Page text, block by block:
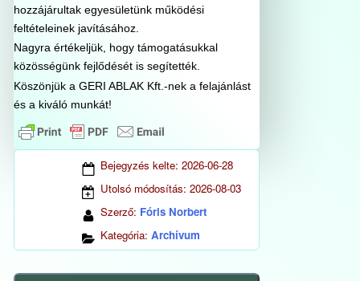
hozzájárultak egyesületünk működési
feltételeinek javításához.
Nagyra értékeljük, hogy támogatásukkal
közösségünk fejlődését is segítették.
Köszönjük a GERI ABLAK Kft.-nek a felajánlást
és a kiváló munkát!
Bejegyzés kelte: 2026-06-28
Utolsó módosítás: 2026-08-03
Szerző: Fóris Norbert
Kategória: Archívum